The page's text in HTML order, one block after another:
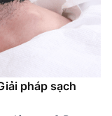
pháp sạch